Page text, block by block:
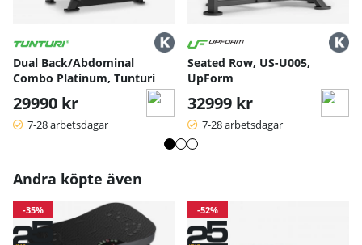
Dual Back/Abdominal
Combo Platinum, Tunturi
29990 kr
7-28 arbetsdagar
Seated Row, US-U005,
UpForm
32999 kr
7-28 arbetsdagar
Andra köpte även
-35% -52%